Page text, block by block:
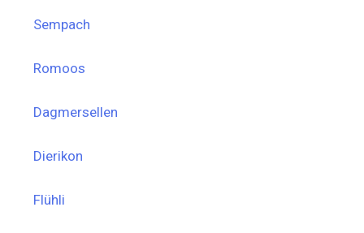
Sempach
Romoos
Dagmersellen
Dierikon
Flühli